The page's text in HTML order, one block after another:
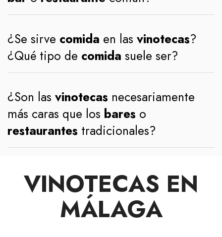
¿Se sirve comida en las vinotecas?
¿Qué tipo de comida suele ser?
¿Son las vinotecas necesariamente
más caras que los bares o
restaurantes tradicionales?
VINOTECAS EN
MÁLAGA